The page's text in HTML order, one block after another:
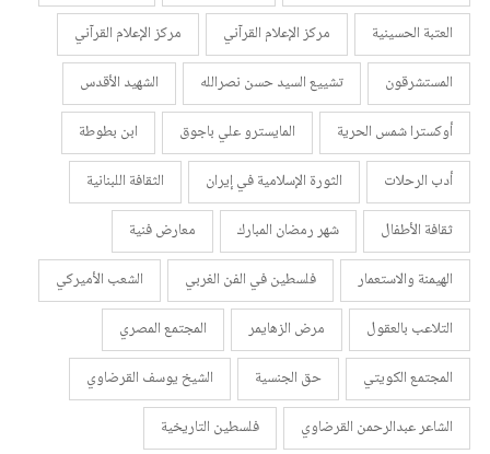
العتبة الحسينية
مركز الإعلام القرآني
مركز الإعلام القرآني
المستشرقون
تشييع السيد حسن نصرالله
الشهيد الأقدس
أوكسترا شمس الحرية
المايسترو علي باجوق
ابن بطوطة
أدب الرحلات
الثورة الإسلامية في إيران
الثقافة اللبنانية
ثقافة الأطفال
شهر رمضان المبارك
معارض فنية
الهيمنة والاستعمار
فلسطين في الفن الغربي
الشعب الأميركي
التلاعب بالعقول
مرض الزهايمر
المجتمع المصري
المجتمع الكويتي
حق الجنسية
الشيخ يوسف القرضاوي
الشاعر عبدالرحمن القرضاوي
فلسطين التاريخية